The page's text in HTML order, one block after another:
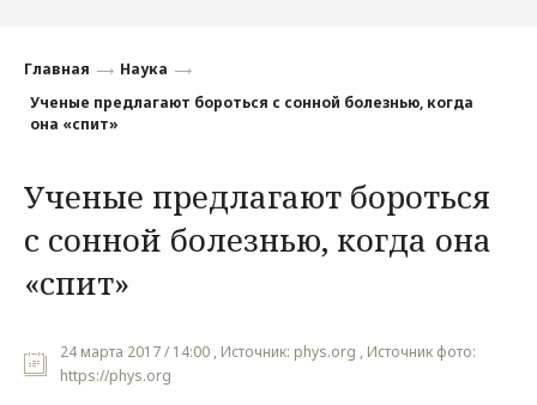
Финансы
Наука
Культура
Общество
Мнения
Главная
Наука
Ученые предлагают бороться с сонной болезнью, когда
она «спит»
Ученые предлагают бороться
с сонной болезнью, когда она
«спит»
24 марта 2017 / 14:00 , Источник: phys.org , Источник фото:
https://phys.org